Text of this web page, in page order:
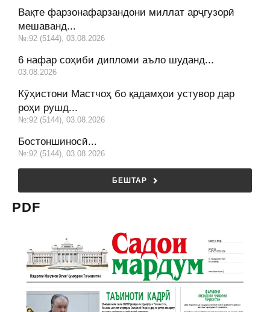
Вақте фарзонафарзандони миллат арҷгузорӣ
мешаванд...
№:92 (5144), 03.08.2026
6 нафар соҳиби дипломи аъло шуданд...
03.08.2026
Кӯҳистони Мастчоҳ бо қадамҳои устувор дар
роҳи рушд...
№:92 (5144), 03.08.2026
Бостоншиносӣ...
№:92 (5144), 03.08.2026
БЕШТАР
PDF